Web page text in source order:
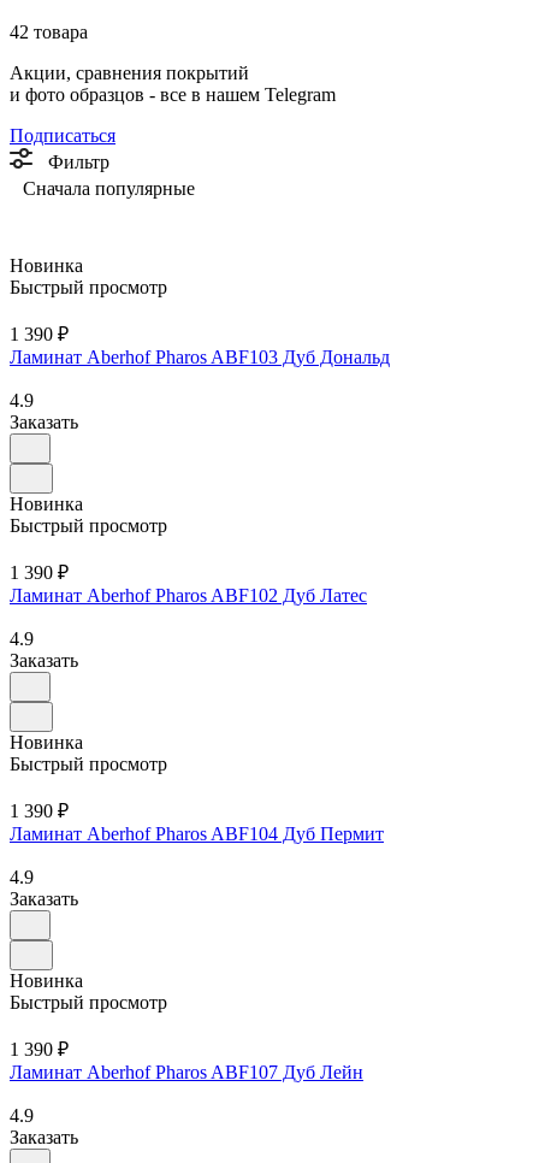
42 товара
Акции, сравнения покрытий
и фото образцов - все в нашем Telegram
Подписаться
Фильтр
Сначала популярные
Новинка
Быстрый просмотр
1 390 ₽
Ламинат Aberhof Pharos ABF103 Дуб Дональд
4.9
Заказать
Новинка
Быстрый просмотр
1 390 ₽
Ламинат Aberhof Pharos ABF102 Дуб Латес
4.9
Заказать
Новинка
Быстрый просмотр
1 390 ₽
Ламинат Aberhof Pharos ABF104 Дуб Пермит
4.9
Заказать
Новинка
Быстрый просмотр
1 390 ₽
Ламинат Aberhof Pharos ABF107 Дуб Лейн
4.9
Заказать